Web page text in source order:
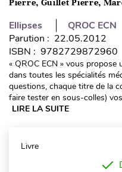
Pierre, Guillet Pierre,
Ellipses
QROC ECN
Parution : 22.05.2012
ISBN : 9782729872960
« QROC ECN » vous
dans toutes les spécialités
questions, chaque titre de la
faire tester en sous-colles)
LIRE LA SUITE
Livre